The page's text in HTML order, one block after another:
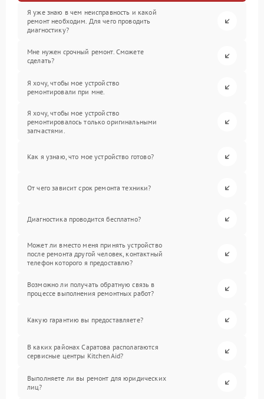
Я уже знаю в чем неисправность и какой
ремонт необходим. Для чего проводить
диагностику?
Мне нужен срочный ремонт. Сможете
сделать?
Я хочу, чтобы мое устройство
ремонтировали при мне.
Я хочу, чтобы мое устройство
ремонтировалось только оригинальными
запчастями.
Как я узнаю, что мое устройство готово?
От чего зависит срок ремонта техники?
Диагностика проводится бесплатно?
Может ли вместо меня принять устройство
после ремонта другой человек, контактный
телефон которого я предоставлю?
Возможно ли получать обратную связь в
процессе выполнения ремонтных работ?
Какую гарантию вы предоставляете?
В каких районах Саратова располагаются
сервисные центры KitchenAid?
Выполняете ли вы ремонт для юридических
лиц?